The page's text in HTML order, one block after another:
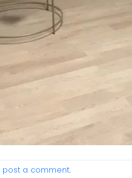
post a comment.